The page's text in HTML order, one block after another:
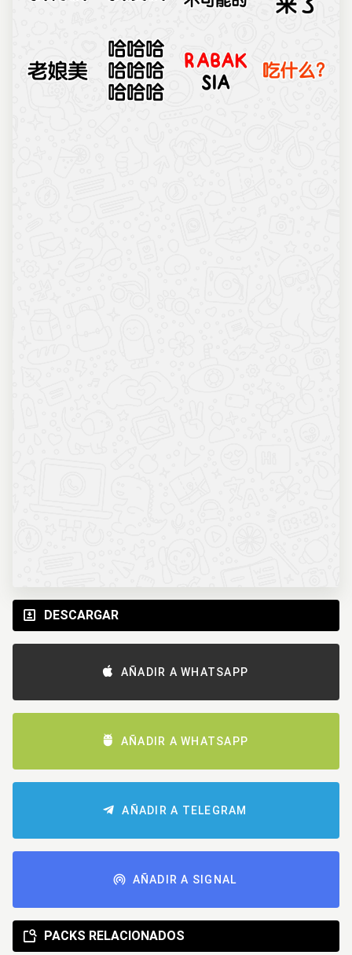
DESCARGAR
AÑADIR A WHATSAPP
AÑADIR A WHATSAPP
AÑADIR A TELEGRAM
AÑADIR A SIGNAL
PACKS RELACIONADOS